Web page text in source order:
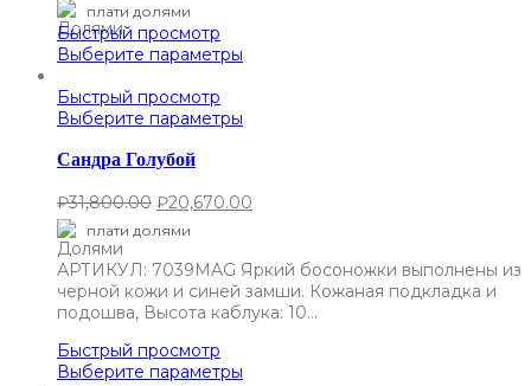
плати долями
Быстрый просмотр
Выберите параметры
Быстрый просмотр
Выберите параметры
Сандра Голубой
₽31,800.00 ₽20,670.00
плати долями
АРТИКУЛ: 7039MAG Яркий босоножки выполнены из
черной кожи и синей замши. Кожаная подкладка и
подошва, Высота каблука: 10…
Быстрый просмотр
Выберите параметры